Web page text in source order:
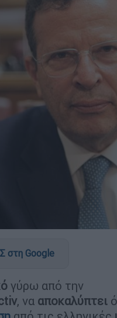
στη Google
γύρω από την
, να αποκαλύπτει